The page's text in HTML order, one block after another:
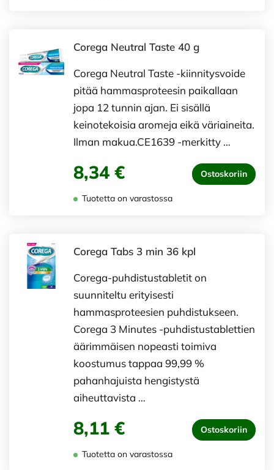
Corega Neutral Taste 40 g
Corega Neutral Taste -kiinnitysvoide
pitää hammasproteesin paikallaan
jopa 12 tunnin ajan. Ei sisällä
keinotekoisia aromeja eikä väriaineita.
Ilman makua.CE1639 -merkitty …
8,34 € Ostoskoriin
Tuotetta on varastossa
Corega Tabs 3 min 36 kpl
Corega-puhdistustabletit on
suunniteltu erityisesti
hammasproteesien puhdistukseen.
Corega 3 Minutes -puhdistustablettien
äärimmäisen nopeasti toimiva
koostumus tappaa 99,99 %
pahanhajuista hengistystä
aiheuttavista …
8,11 € Ostoskoriin
Tuotetta on varastossa